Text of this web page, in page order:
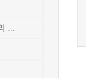
...